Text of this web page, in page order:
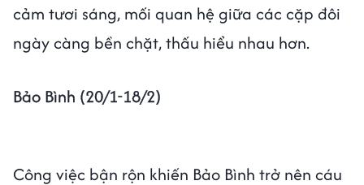
cảm tươi sáng, mối quan hệ giữa các cặp đôi
ngày càng bền chặt, thấu hiểu nhau hơn.
Bảo Bình (20/1-18/2)